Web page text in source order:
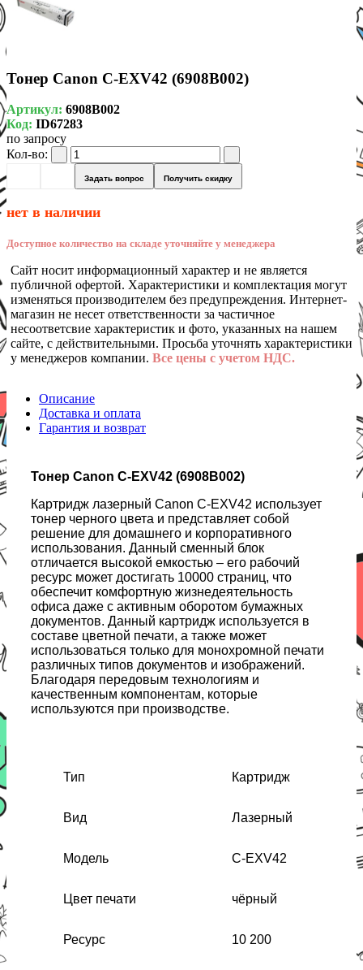
Тонер Canon C-EXV42 (6908B002)
Артикул: 6908B002
Код: ID67283
по запросу
Кол-во:
Задать вопрос Получить скидку
нет в наличии
Доступное количество на складе уточняйте у менеджера
Сайт носит информационный характер и не является
публичной офертой. Характеристики и комплектация могут
изменяться производителем без предупреждения. Интернет-
магазин не несет ответственности за частичное
несоответсвие характеристик и фото, указанных на нашем
сайте, с действительными. Просьба уточнять характеристики
у менеджеров компании. Все цены с учетом НДС.
Описание
Доставка и оплата
Гарантия и возврат
Тонер Canon C-EXV42 (6908B002)
Картридж лазерный Canon C-EXV42 использует
тонер черного цвета и представляет собой
решение для домашнего и корпоративного
использования. Данный сменный блок
отличается высокой емкостью – его рабочий
ресурс может достигать 10000 страниц, что
обеспечит комфортную жизнедеятельность
офиса даже с активным оборотом бумажных
документов. Данный картридж используется в
составе цветной печати, а также может
использоваться только для монохромной печати
различных типов документов и изображений.
Благодаря передовым технологиям и
качественным компонентам, которые
используются при производстве.
Тип Картридж
Вид Лазерный
Модель C-EXV42
Цвет печати чёрный
Ресурс 10 200